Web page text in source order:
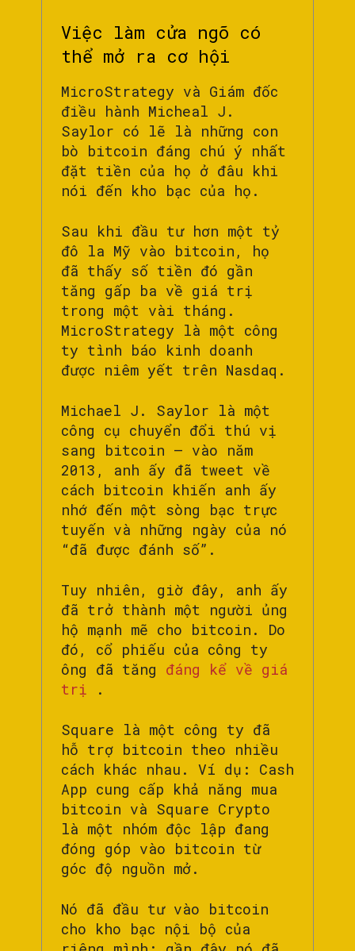
Việc làm cửa ngõ có
thể mở ra cơ hội
MicroStrategy và Giám đốc
điều hành Micheal J.
Saylor có lẽ là những con
bò bitcoin đáng chú ý nhất
đặt tiền của họ ở đâu khi
nói đến kho bạc của họ.
Sau khi đầu tư hơn một tỷ
đô la Mỹ vào bitcoin, họ
đã thấy số tiền đó gần
tăng gấp ba về giá trị
trong một vài tháng.
MicroStrategy là một công
ty tình báo kinh doanh
được niêm yết trên Nasdaq.
Michael J. Saylor là một
công cụ chuyển đổi thú vị
sang bitcoin – vào năm
2013, anh ấy đã tweet về
cách bitcoin khiến anh ấy
nhớ đến một sòng bạc trực
tuyến và những ngày của nó
“đã được đánh số”.
Tuy nhiên, giờ đây, anh ấy
đã trở thành một người ủng
hộ mạnh mẽ cho bitcoin. Do
đó, cổ phiếu của công ty
ông đã tăng đáng kể về giá
trị .
Square là một công ty đã
hỗ trợ bitcoin theo nhiều
cách khác nhau. Ví dụ: Cash
App cung cấp khả năng mua
bitcoin và Square Crypto
là một nhóm độc lập đang
đóng góp vào bitcoin từ
góc độ nguồn mở.
Nó đã đầu tư vào bitcoin
cho kho bạc nội bộ của